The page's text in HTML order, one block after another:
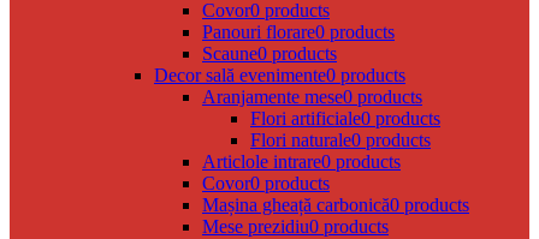
Covor0 products
Panouri florare0 products
Scaune0 products
Decor sală evenimente0 products
Aranjamente mese0 products
Flori artificiale0 products
Flori naturale0 products
Articlole intrare0 products
Covor0 products
Mașina gheață carbonică0 products
Mese prezidiu0 products